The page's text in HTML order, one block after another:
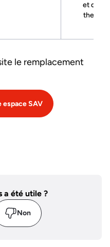
et du
le remplacement
espace SAV
a été utile ?
Non